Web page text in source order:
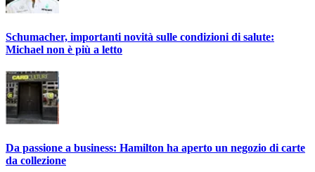
Schumacher, importanti novità sulle condizioni di salute:
Michael non è più a letto
Da passione a business: Hamilton ha aperto un negozio di carte
da collezione